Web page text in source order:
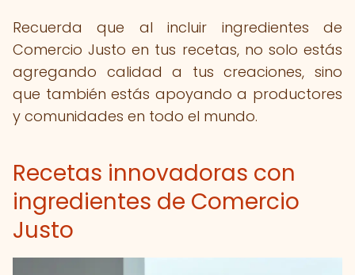
Recuerda que al incluir ingredientes de
Comercio Justo en tus recetas, no solo estás
agregando calidad a tus creaciones, sino
que también estás apoyando a productores
y comunidades en todo el mundo.
Recetas innovadoras con
ingredientes de Comercio
Justo